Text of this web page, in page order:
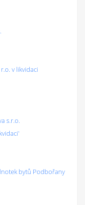
v likvidaci
s.r.o.
bytů Podbořany